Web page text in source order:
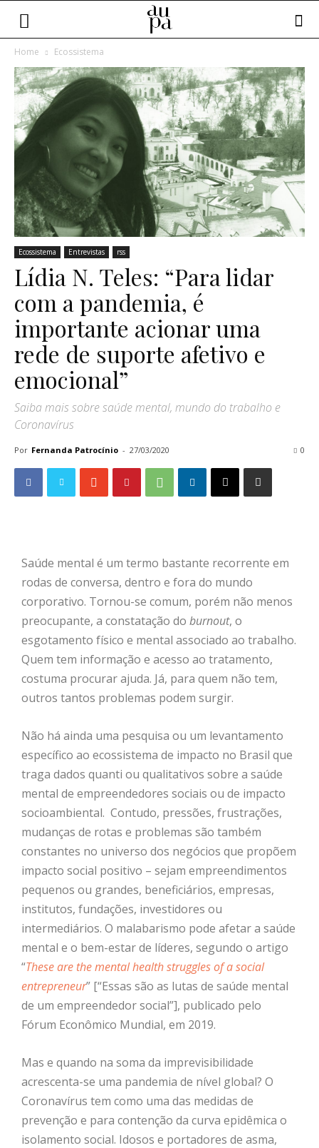
Home Ecossistema
Ecossistema Entrevistas rss
Lídia N. Teles: “Para lidar
com a pandemia, é
importante acionar uma
rede de suporte afetivo e
emocional”
Saiba mais sobre saúde mental, mundo do trabalho e
Coronavírus
Por Fernanda Patrocínio - 27/03/2020 0
Saúde mental é um termo bastante recorrente em
rodas de conversa, dentro e fora do mundo
corporativo. Tornou-se comum, porém não menos
preocupante, a constatação do burnout, o
esgotamento físico e mental associado ao trabalho.
Quem tem informação e acesso ao tratamento,
costuma procurar ajuda. Já, para quem não tem,
outros tantos problemas podem surgir.
Não há ainda uma pesquisa ou um levantamento
específico ao ecossistema de impacto no Brasil que
traga dados quanti ou qualitativos sobre a saúde
mental de empreendedores sociais ou de impacto
socioambiental. Contudo, pressões, frustrações,
mudanças de rotas e problemas são também
constantes no universo dos negócios que propõem
impacto social positivo – sejam empreendimentos
pequenos ou grandes, beneficiários, empresas,
institutos, fundações, investidores ou
intermediários. O malabarismo pode afetar a saúde
mental e o bem-estar de líderes, segundo o artigo
“These are the mental health struggles of a social
entrepreneur” [“Essas são as lutas de saúde mental
de um empreendedor social”], publicado pelo
Fórum Econômico Mundial, em 2019.
Mas e quando na soma da imprevisibilidade
acrescenta-se uma pandemia de nível global? O
Coronavírus tem como uma das medidas de
prevenção e para contenção da curva epidêmica o
isolamento social. Idosos e portadores de asma,